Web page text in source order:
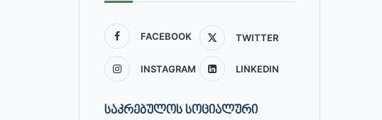
FACEBOOK TWITTER
INSTAGRAM LINKEDIN
ᲡᲐᲙᲠᲔᲑᲣᲚᲝᲡ ᲡᲝᲪᲘᲐᲚᲣᲠᲘ